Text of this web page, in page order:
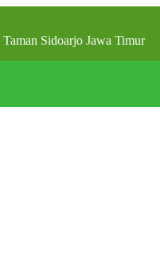
Sidoarjo Jawa Timur